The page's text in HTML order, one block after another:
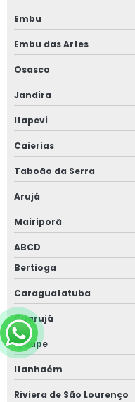
Embu
Embu das Artes
Osasco
Jandira
Itapevi
Caierias
Taboão da Serra
Arujá
Mairiporã
ABCD
Bertioga
Caraguatatuba
Guarujá
Iguape
Itanhaém
Riviera de São Lourenço